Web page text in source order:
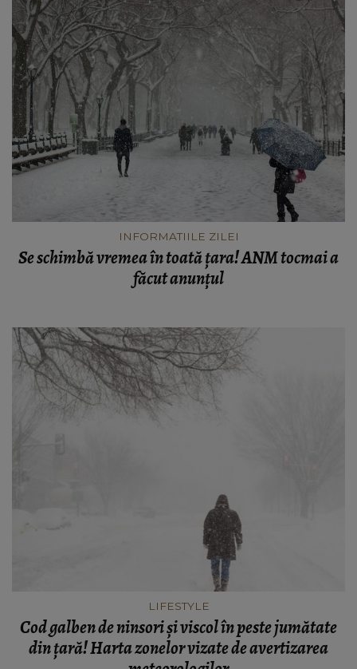
INFORMATIILE ZILEI
Se schimbă vremea în toată țara! ANM tocmai a
făcut anunțul
LIFESTYLE
Cod galben de ninsori și viscol în peste jumătate
din țară! Harta zonelor vizate de avertizarea